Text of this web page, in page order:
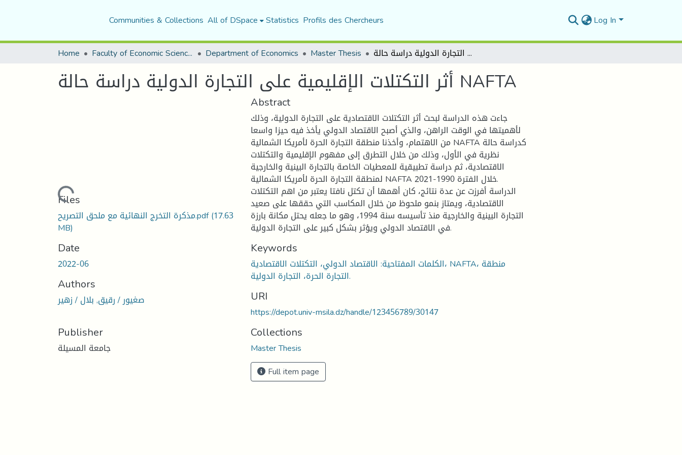
Communities & Collections All of DSpace Statistics Profils des Chercheurs Log In
Home Faculty of Economic Sciences, Commerce and Management Sciences Department of Economics Master Thesis أثر التكتلات الإقليمية على التجارة الدولية دراسة حالة NAFTA
أثر التكتلات الإقليمية على التجارة الدولية دراسة حالة NAFTA
Loading...
Files
مذكرة التخرج النهائية مع ملحق التصريح.pdf(17.63
MB)
Date
2022-06
Authors
صغيور / رقيق, بلال / زهير
Publisher
جامعة المسيلة
Abstract
جاءت هذه الدراسة لبحث أثر التكتلات الاقتصادية على التجارة الدولية، وذلك
لأهميتها في الوقت الراهن، والذي أصبح الاقتصاد الدولي يأخذ فيه حيزا واسعا
من الاهتمام، وأخذنا منطقة التجارة الحرة لأمريكا الشمالية NAFTA كدراسة حالة
نظرية في الأول، وذلك من خلال التطرق إلى مفهوم الإقليمية والتكتلات
الاقتصادية، ثم دراسة تطبيقية للمعطيات الخاصة بالتجارة البينية والخارجية
لمنطقة التجارة الحرة لأمريكا الشمالية NAFTA خلال الفترة 1990-2021.
الدراسة أفرزت عن عدة نتائج، كان أهمها أن تكتل نافتا يعتبر من اهم التكتلات
الاقتصادية، ويمتاز بنمو ملحوظ من خلال المكاسب التي حققها على صعيد
التجارة البينية والخارجية منذ تأسيسه سنة 1994، وهو ما جعله يحتل مكانة بارزة
في الاقتصاد الدولي ويؤثر بشكل كبير على التجارة الدولية.
Keywords
الكلمات المفتاحية: الاقتصاد الدولي، التكتلات الاقتصادية، NAFTA، منطقة
التجارة الحرة، التجارة الدولية.
URI
https://depot.univ-msila.dz/handle/123456789/30147
Collections
Master Thesis
Full item page